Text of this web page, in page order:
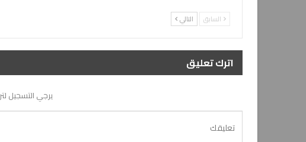
السابق التالي
اترك تعليق
يرجي التسجيل